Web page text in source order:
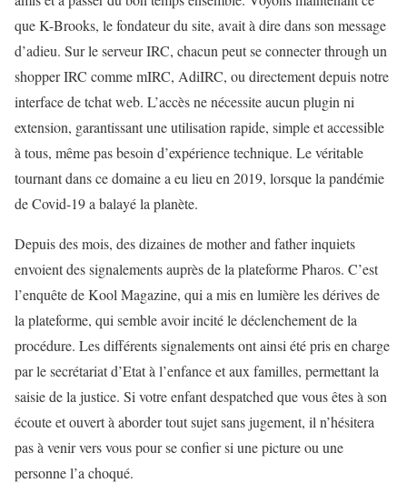
que K-Brooks, le fondateur du site, avait à dire dans son message
d’adieu. Sur le serveur IRC, chacun peut se connecter through un
shopper IRC comme mIRC, AdiIRC, ou directement depuis notre
interface de tchat web. L’accès ne nécessite aucun plugin ni
extension, garantissant une utilisation rapide, simple et accessible
à tous, même pas besoin d’expérience technique. Le véritable
tournant dans ce domaine a eu lieu en 2019, lorsque la pandémie
de Covid-19 a balayé la planète.
Depuis des mois, des dizaines de mother and father inquiets
envoient des signalements auprès de la plateforme Pharos. C’est
l’enquête de Kool Magazine, qui a mis en lumière les dérives de
la plateforme, qui semble avoir incité le déclenchement de la
procédure. Les différents signalements ont ainsi été pris en charge
par le secrétariat d’Etat à l’enfance et aux familles, permettant la
saisie de la justice. Si votre enfant despatched que vous êtes à son
écoute et ouvert à aborder tout sujet sans jugement, il n’hésitera
pas à venir vers vous pour se confier si une picture ou une
personne l’a choqué.